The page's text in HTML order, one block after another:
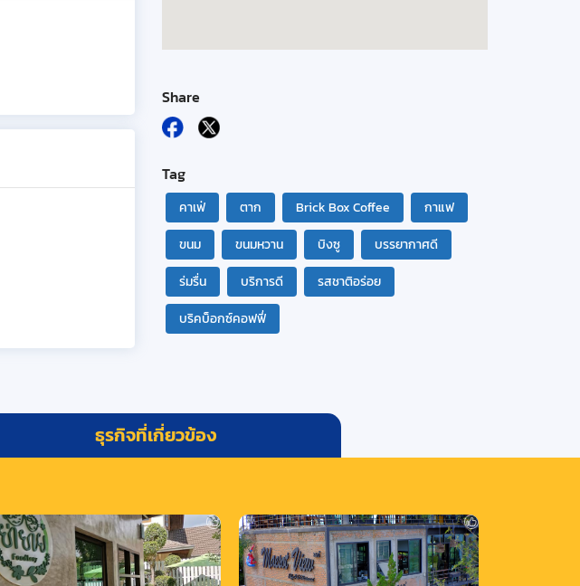
Share
Tag
คาเฟ่ ตาก Brick Box Coffee
กาแฟ
ขนม
ขนมหวาน บิงซู
บรรยากาศดี
ร่มรื่น
บริการดี
รสชาติอร่อย
บริคบ็อกซ์คอฟฟี่
ธุรกิจที่เกี่ยวข้อง